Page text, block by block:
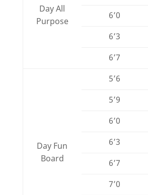
Day All
Purpose
6’0
6’3
6’7
Day Fun
Board
5’6
5’9
6’0
6’3
6’7
7’0